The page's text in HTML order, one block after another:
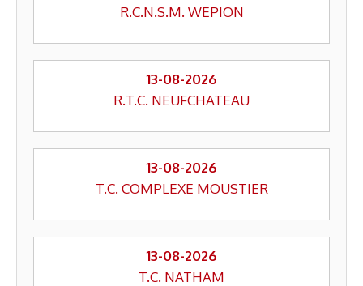
R.C.N.S.M. WEPION
13-08-2026
R.T.C. NEUFCHATEAU
13-08-2026
T.C. COMPLEXE MOUSTIER
13-08-2026
T.C. NATHAM